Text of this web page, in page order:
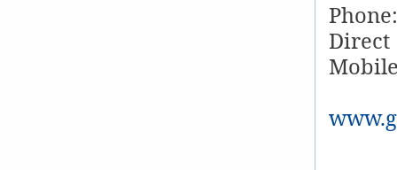
Direct